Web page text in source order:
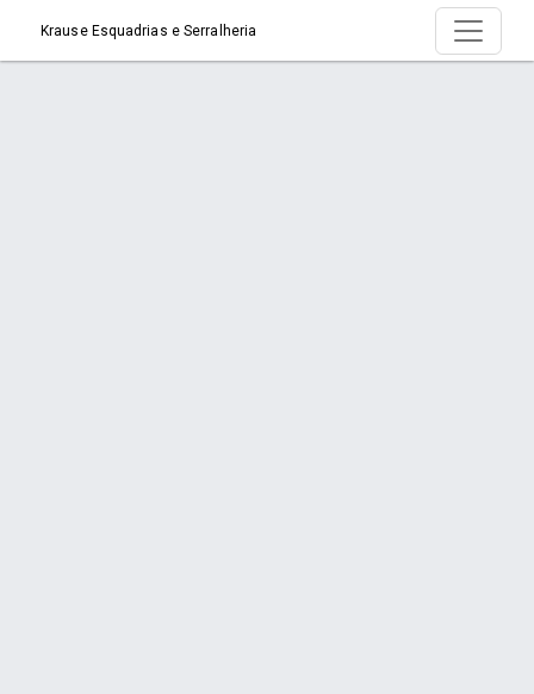
Krause Esquadrias e Serralheria